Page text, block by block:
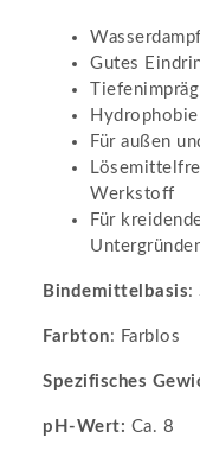
Gutes
Für außen
Werkstoff
Für
Bindemittelbasis:
Farbton: Farblos
Spezifisches
pH-Wert: Ca. 8